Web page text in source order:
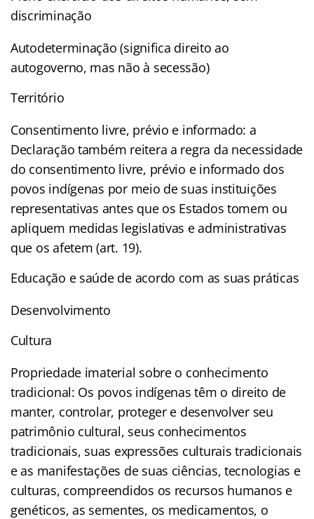
discriminação
Autodeterminação (significa direito ao
autogoverno, mas não à secessão)
Território
Consentimento livre, prévio e informado: a
Declaração também reitera a regra da necessidade
do consentimento livre, prévio e informado dos
povos indígenas por meio de suas instituições
representativas antes que os Estados tomem ou
apliquem medidas legislativas e administrativas
que os afetem (art. 19).
Educação e saúde de acordo com as suas práticas
Desenvolvimento
Cultura
Propriedade imaterial sobre o conhecimento
tradicional: Os povos indígenas têm o direito de
manter, controlar, proteger e desenvolver seu
patrimônio cultural, seus conhecimentos
tradicionais, suas expressões culturais tradicionais
e as manifestações de suas ciências, tecnologias e
culturas, compreendidos os recursos humanos e
genéticos, as sementes, os medicamentos, o